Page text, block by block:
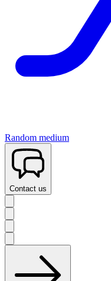
Random medium
Contact us